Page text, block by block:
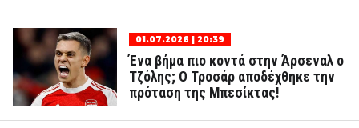
01.07.2026 | 20:39
Ένα βήμα πιο κοντά στην Άρσεναλ ο
Τζόλης; Ο Τροσάρ αποδέχθηκε την
πρόταση της Μπεσίκτας!